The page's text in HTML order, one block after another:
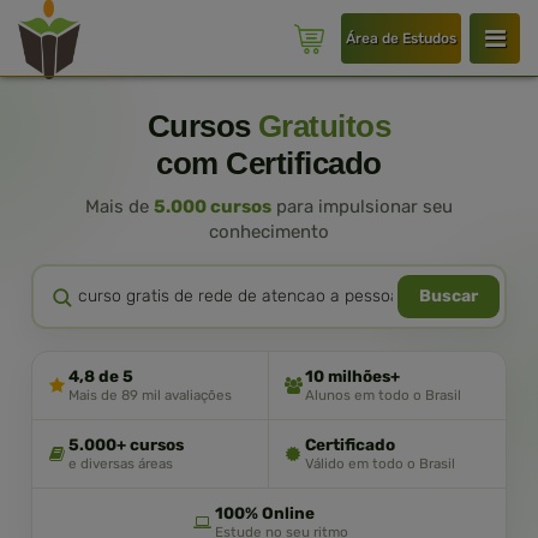
Área de Estudos
Cursos Gratuitos
com Certificado
Mais de 5.000 cursos para impulsionar seu
conhecimento
Buscar
4,8 de 5
Mais de 89 mil avaliações
10 milhões+
Alunos em todo o Brasil
5.000+ cursos
e diversas áreas
Certificado
Válido em todo o Brasil
100% Online
Estude no seu ritmo